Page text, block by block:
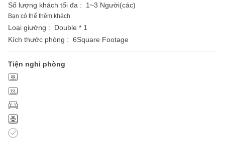
Số lượng khách tối đa : 1~3 Người(các)
Bạn có thể thêm khách
Loại giường :
Double * 1
Kích thước phòng : 6Square Footage
Tiện nghi phòng